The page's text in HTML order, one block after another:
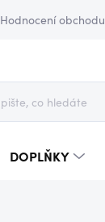
Hodnocení obchodu
DOPLŇKY